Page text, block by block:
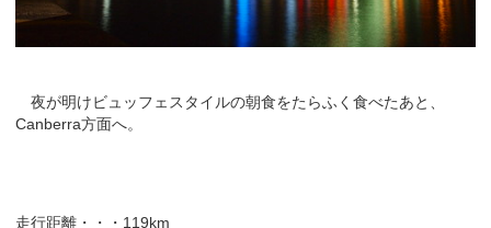
夜が明けビュッフェスタイルの朝食をたらふく食べたあと、
Canberra方面へ。
走行距離・・・119km